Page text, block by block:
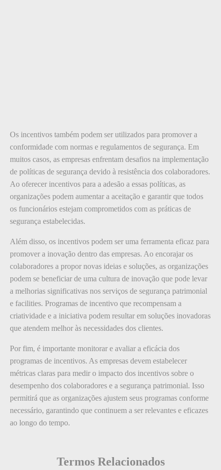
Os incentivos também podem ser utilizados para promover a
conformidade com normas e regulamentos de segurança. Em
muitos casos, as empresas enfrentam desafios na implementação
de políticas de segurança devido à resistência dos colaboradores.
Ao oferecer incentivos para a adesão a essas políticas, as
organizações podem aumentar a aceitação e garantir que todos
os funcionários estejam comprometidos com as práticas de
segurança estabelecidas.
Além disso, os incentivos podem ser uma ferramenta eficaz para
promover a inovação dentro das empresas. Ao encorajar os
colaboradores a propor novas ideias e soluções, as organizações
podem se beneficiar de uma cultura de inovação que pode levar
a melhorias significativas nos serviços de segurança patrimonial
e facilities. Programas de incentivo que recompensam a
criatividade e a iniciativa podem resultar em soluções inovadoras
que atendem melhor às necessidades dos clientes.
Por fim, é importante monitorar e avaliar a eficácia dos
programas de incentivos. As empresas devem estabelecer
métricas claras para medir o impacto dos incentivos sobre o
desempenho dos colaboradores e a segurança patrimonial. Isso
permitirá que as organizações ajustem seus programas conforme
necessário, garantindo que continuem a ser relevantes e eficazes
ao longo do tempo.
Termos Relacionados